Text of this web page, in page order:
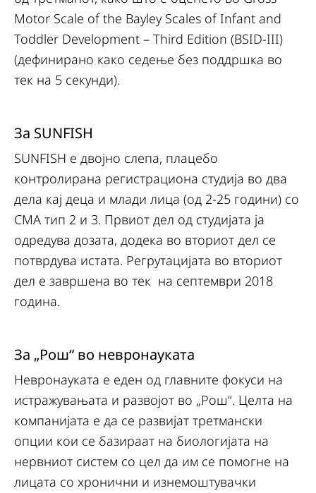
Motor Scale of the Bayley Scales of Infant and
Toddler Development – Third Edition (BSID-III)
(дефинирано како седење без поддршка во
тек на 5 секунди).
За SUNFISH
SUNFISH е двојно слепа, плацебо
контролирана регистрациона студија во два
дела кај деца и млади лица (од 2-25 години) со
СМА тип 2 и 3. Првиот дел од студијата ја
одредува дозата, додека во вториот дел се
потврдува истата. Регрутацијата во вториот
дел е завршена во тек на септември 2018
година.
За „Рош“ во невронауката
Невронауката е еден од главните фокуси на
истражувањата и развојот во „Рош“. Целта на
компанијата е да се развијат третмански
опции кои се базираат на биологијата на
нервниот систем со цел да им се помогне на
лицата со хронични и изнемоштувачки